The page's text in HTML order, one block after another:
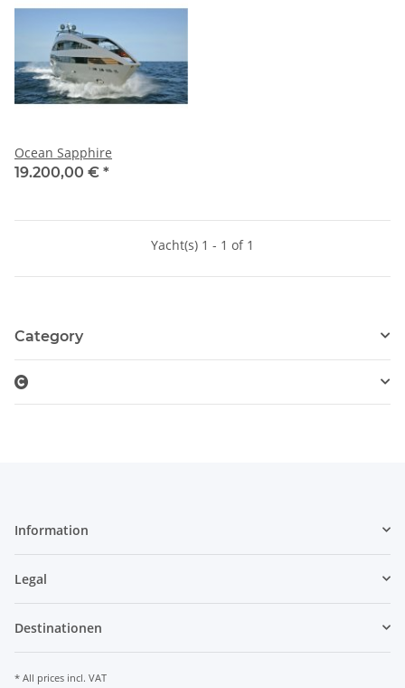
Ocean Sapphire
19.200,00 € *
Yacht(s) 1 - 1 of 1
Category
Information
Legal
Destinationen
* All prices incl. VAT